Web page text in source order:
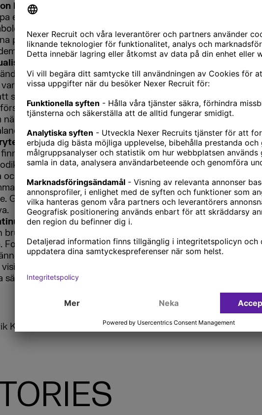
board
en vision board där företagets vision och mål visualiseras
och placera dem på platser där man ser dem ofta. Det
påverkas av den här typen av målbilder och på något
ska bli verklighet.
data
infografik och diagram för att tydligt visa företagets
en del av månads- eller kvartalsrapporter som delas
skala bort och tydliggöra, använd inramning, pilar och
Gör det lite inspirerande och roligt! Inget gör att man
när man inte greppar vad man tittar på förmågan att
som arbetsgivare.
–
en anledning till att storytelling varit ett konstant
fungerar. Vår hjärna förstår och gillar berättelser!
och hur visionen har lett till konkreta framgångar, hur ni
över hinder. Detta skapar en starkare koppling mellan
Glöm inte att få med det högre syftet; ert varför och vad ni
–
brukar säga att det största problemet med kommunikation
Fortsätt att kommunicera även när ni tror att alla hört och
er som papegojor som upprepar sig själva gång på
kommuniceras regelbundet och tydligt till alla
sätt.
Karlström, rekryteringskonsult Nexer Recruit